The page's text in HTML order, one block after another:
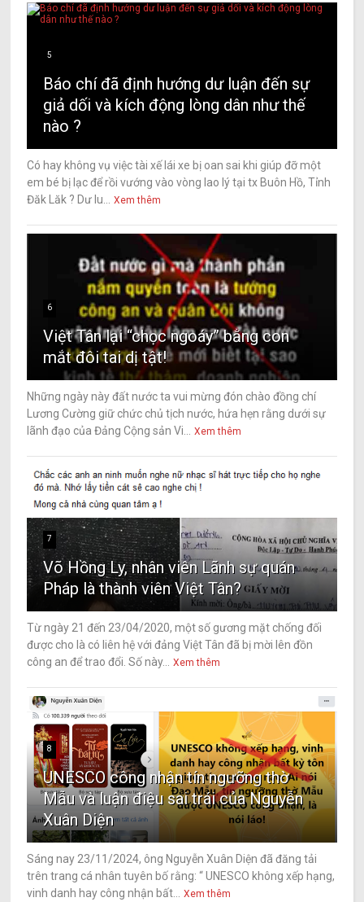
5
Báo chí đã định hướng dư luận đến sự
giả dối và kích động lòng dân như thế
nào ?
Có hay không vụ việc tài xế lái xe bị oan sai khi giúp đỡ một
em bé bị lạc để rồi vướng vào vòng lao lý tại tx Buôn Hồ, Tỉnh
Đăk Lăk ? Dư lu...
Xem thêm
6
Việt Tân lại “chọc ngoáy” bằng con
mắt đôi tai dị tật!
Những ngày này đất nước ta vui mừng đón chào đồng chí
Lương Cường giữ chức chủ tịch nước, hứa hẹn rằng dưới sự
lãnh đạo của Đảng Cộng sản Vi...
Xem thêm
7
Võ Hồng Ly, nhân viên Lãnh sự quán
Pháp là thành viên Việt Tân?
Từ ngày 21 đến 23/04/2020, một số gương mặt chống đối
được cho là có liên hệ với đảng Việt Tân đã bị mời lên đồn
công an để trao đổi. Số này...
Xem thêm
8
UNESCO công nhận tín ngưỡng thờ
Mẫu và luận điệu sai trái của Nguyễn
Xuân Diện
Sáng nay 23/11/2024, ông Nguyễn Xuân Diện đã đăng tải
trên trang cá nhân tuyên bố rằng: “ UNESCO không xếp hạng,
vinh danh hay công nhận bất...
Xem thêm